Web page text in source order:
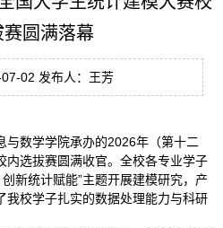
赛圆满落幕
02 发布人：王芳
与数学学院承办的2026年（第十二
内选拔赛圆满收官。全校各专业学子
新统计赋能”主题开展建模研究，产
我校学子扎实的数据处理能力与科研